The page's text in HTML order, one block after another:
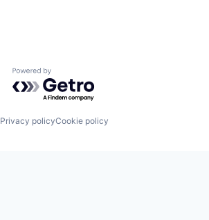
Powered by Getro.com
Privacy policyCookie policy